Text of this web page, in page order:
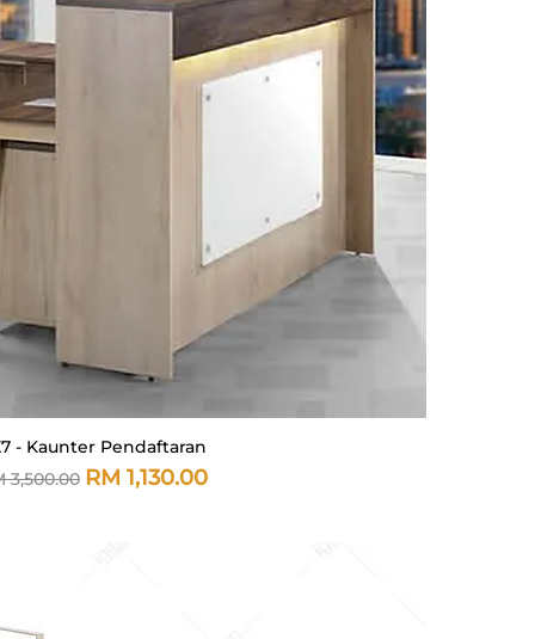
Paparan Segera
- Kaunter Pendaftaran
Biasa
3,500.00 Harga Jualan
RM 1,130.00